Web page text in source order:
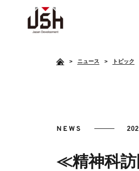
> ニュース トピック
NEWS
≪精神科訪